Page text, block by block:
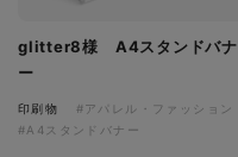
glitter8様 A4スタンドバナ
ー
印刷物
#アパレル・ファッション
#A4スタンドバナー